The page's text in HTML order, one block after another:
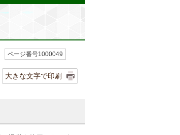
ページ番号1000049
大きな文字で印刷